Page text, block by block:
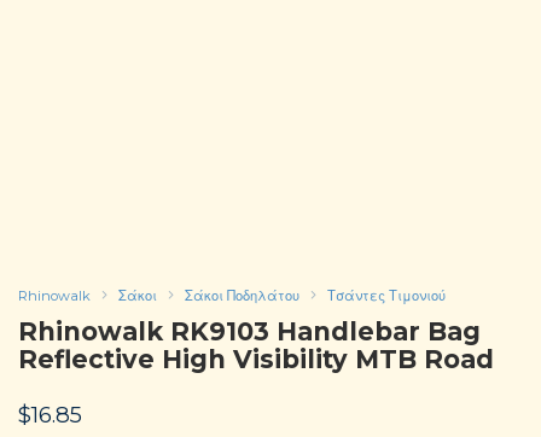
Rhinowalk Σάκοι Σάκοι Ποδηλάτου Τσάντες Τιμονιού
Rhinowalk RK9103 ​​Handlebar Bag
Reflective High Visibility MTB Road
$16.85